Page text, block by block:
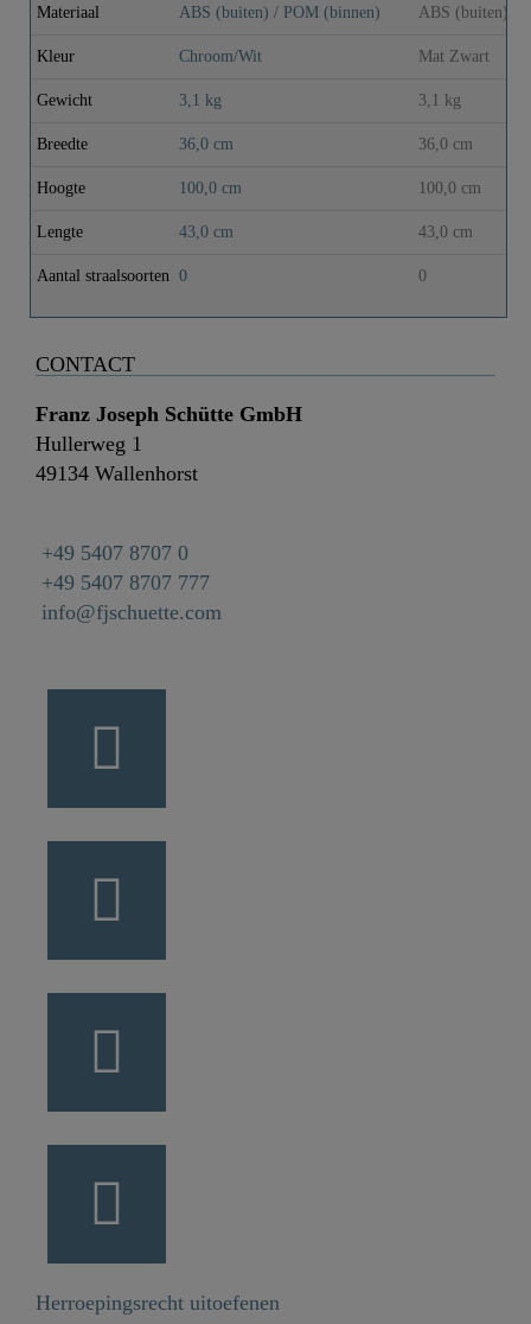
Materiaal ABS (buiten) / POM (binnen) ABS (buiten) /
Kleur Chroom/Wit Mat Zwart
Gewicht 3,1 kg 3,1 kg
Breedte 36,0 cm 36,0 cm
Hoogte 100,0 cm 100,0 cm
Lengte 43,0 cm 43,0 cm
Aantal straalsoorten 0 0
CONTACT
Franz Joseph Schütte GmbH
Hullerweg 1
49134 Wallenhorst
+49 5407 8707 0
+49 5407 8707 777
info@fjschuette.com
Herroepingsrecht uitoefenen